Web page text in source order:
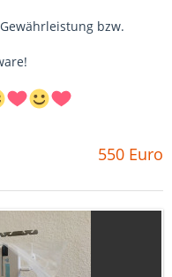
bzw.
550 Euro